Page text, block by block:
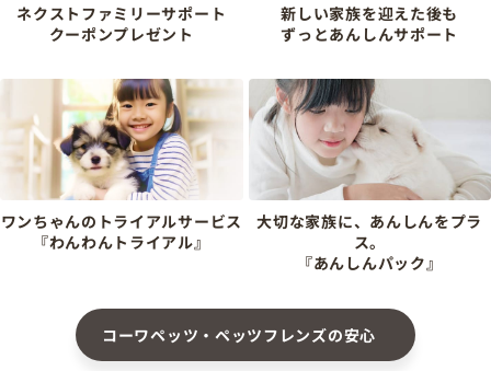
ネクストファミリーサポート
クーポンプレゼント
新しい家族を迎えた後も
ずっとあんしんサポート
ワンちゃんのトライアルサービス
『わんわんトライアル』
大切な家族に、あんしんをプラ
ス。
『あんしんパック』
コーワペッツ・ペッツフレンズの安心